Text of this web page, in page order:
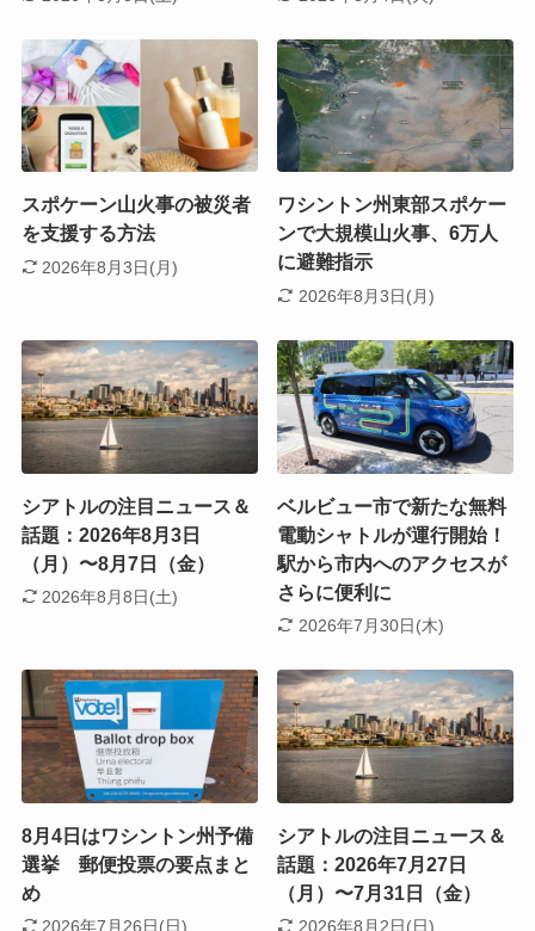
スポケーン山火事の被災者
を支援する方法
2026年8月3日(月)
ワシントン州東部スポケー
ンで大規模山火事、6万人
に避難指示
2026年8月3日(月)
シアトルの注目ニュース＆
話題：2026年8月3日
（月）〜8月7日（金）
2026年8月8日(土)
ベルビュー市で新たな無料
電動シャトルが運行開始！
駅から市内へのアクセスが
さらに便利に
2026年7月30日(木)
8月4日はワシントン州予備
選挙 郵便投票の要点まと
め
2026年7月26日(日)
シアトルの注目ニュース＆
話題：2026年7月27日
（月）〜7月31日（金）
2026年8月2日(日)